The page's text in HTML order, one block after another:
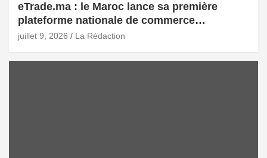
eTrade.ma : le Maroc lance sa première
plateforme nationale de commerce
électronique B2B pour accélérer les
juillet 9, 2026 La Rédaction